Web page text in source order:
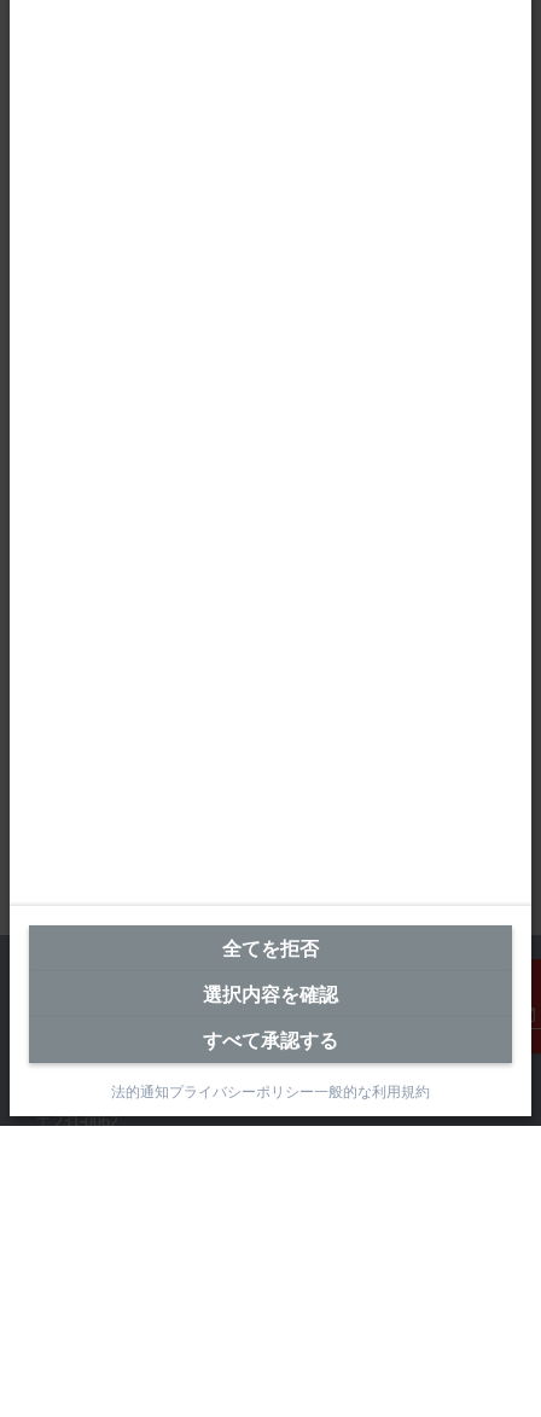
横浜オフィス（本社）
ベッコフオートメーション株式会社
〒231-0062
全てを拒否
選択内容を確認
すべて承認する
法的通知プライバシーポリシー一般的な利用規約